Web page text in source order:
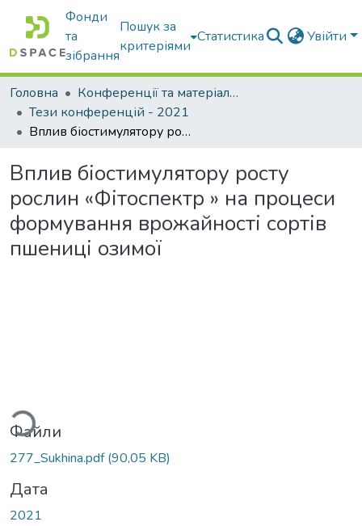
Фонди
та
зібрання
Пошук за
критеріями
Статистика Увійти
Головна
Конференції та матеріали конференцій
Тези конференцій - 2021
Вплив біостимулятору росту рослин «Фітоспектр » на процеси формування врожайності сортів пшениці озимої
Вплив біостимулятору росту
рослин «Фітоспектр » на процеси
формування врожайності сортів
пшениці озимої
Файли
277_Sukhina.pdf(90,05 KB)
Дата
2021